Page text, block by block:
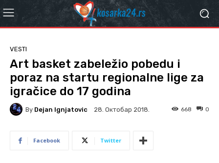
VESTI
Art basket zabeležio pobedu i
poraz na startu regionalne lige za
igračice do 17 godina
By Dejan Ignjatovic 28. Октобар 2018. 0
668
Facebook Twitter